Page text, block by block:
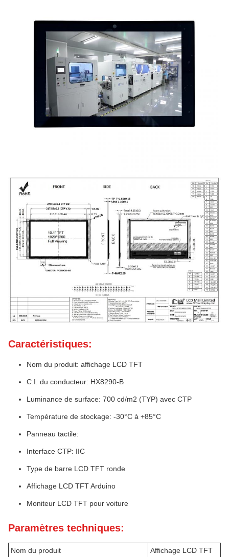
Caractéristiques:
Nom du produit: affichage LCD TFT
C.I. du conducteur: HX8290-B
Lumi­nance de surface: 700 cd/m2 (TYP) avec CTP
Température de stockage: -30°C à +85°C
Panneau tactile:
Interface CTP: IIC
Type de barre LCD TFT ronde
Affichage LCD TFT Arduino
Moniteur LCD TFT pour voiture
Paramètres techniques:
Nom du produit Affichage LCD TFT